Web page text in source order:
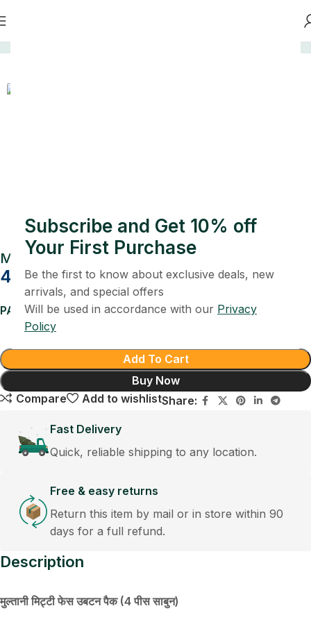
Subscribe and Get 10% off
Your First Purchase
Be the first to know about exclusive deals, new
arrivals, and special offers
Will be used in accordance with our Privacy
Policy
Multani Mitti Face Ubtan Pack 4 Pcs
450.00 – 900.00
PACK
Add To Cart
Buy Now
Compare
Add to wishlistShare:
Fast Delivery
Quick, reliable shipping to any location.
Free & easy returns
Return this item by mail or in store within 90
days for a full refund.
Description
मुल्तानी मिट्टी फेस उबटन पैक (4 पीस साबुन)